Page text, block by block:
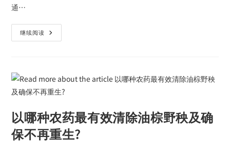
通…
继续阅读
以哪种农药最有效清除油棕野秧及确
保不再重生?